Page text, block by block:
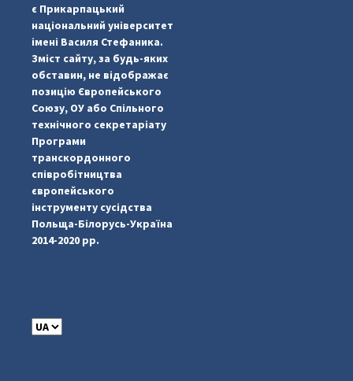
#PipIvanToday
pimrec_project
є Прикарпацький
національний університет
імені Василя Стефаника.
Зміст сайту, за будь-яких
обставин, не відображає
позицію Європейського
Союзу, ОУ або Спільного
технічного секретаріату
Програми
транскордонного
співробітництва
європейського
інструменту сусідства
Польща-Білорусь-Україна
2014-2020 рр.
C